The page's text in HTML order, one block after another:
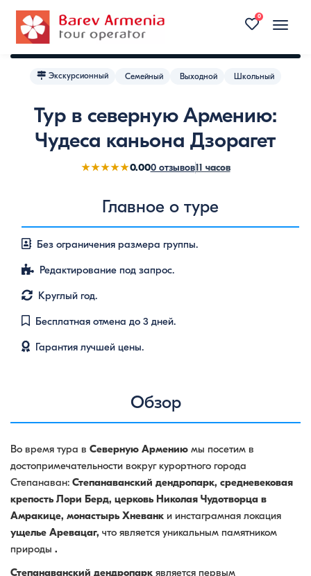
Toggle
0
Экскурсионный Семейный Выходной Школьный
Тур в северную Армению:
Чудеса каньона Дзорагет
★★★★★0.000 отзывов11 часов
Главное о туре
Без ограничения размера группы.
Редактирование под запрос.
Круглый год.
Бесплатная отмена до 3 дней.
Гарантия лучшей цены.
Обзор
Во время тура в Северную Армению мы посетим в
достопримечательности вокруг курортного города
Степанаван: Степанаванский дендропарк, средневековая
крепость Лори Берд, церковь Николая Чудотворца в
Амракице, монастырь Хневанк и инстаграмная локация
ущелье Аревацаг, что является уникальным памятником
природы .
Степанаванский дендропарк является первым